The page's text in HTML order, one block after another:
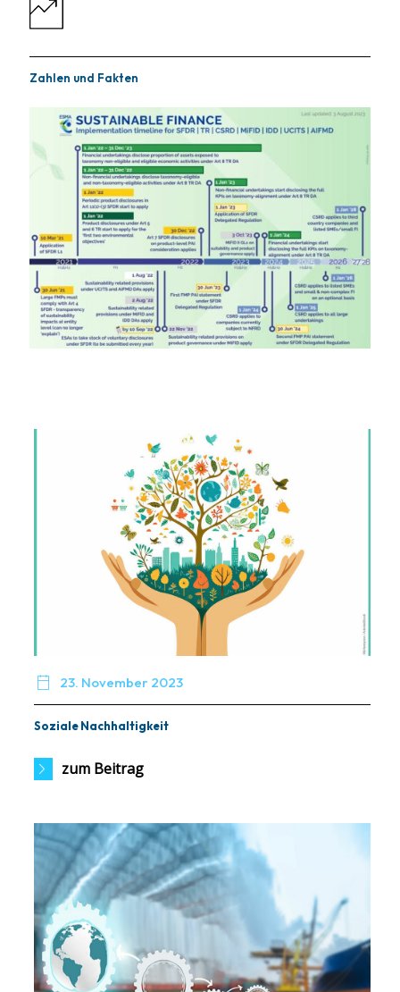
Zahlen und Fakten
 23. November 2023
Soziale Nachhaltigkeit
zum Beitrag